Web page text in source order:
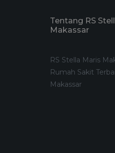
Tentang RS
Makassar
RS Stella Maris
Rumah Sakit
Makassar